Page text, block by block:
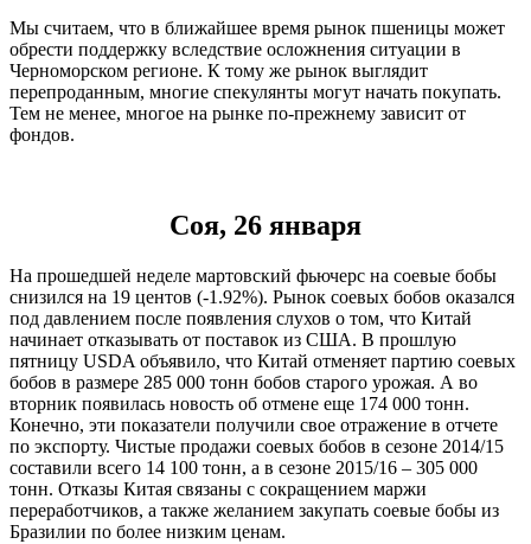
Мы считаем, что в ближайшее время рынок пшеницы может
обрести поддержку вследствие осложнения ситуации в
Черноморском регионе. К тому же рынок выглядит
перепроданным, многие спекулянты могут начать покупать.
Тем не менее, многое на рынке по-прежнему зависит от
фондов.
Соя, 26 января
На прошедшей неделе мартовский фьючерс на соевые бобы
снизился на 19 центов (-1.92%). Рынок соевых бобов оказался
под давлением после появления слухов о том, что Китай
начинает отказывать от поставок из США. В прошлую
пятницу USDA объявило, что Китай отменяет партию соевых
бобов в размере 285 000 тонн бобов старого урожая. А во
вторник появилась новость об отмене еще 174 000 тонн.
Конечно, эти показатели получили свое отражение в отчете
по экспорту. Чистые продажи соевых бобов в сезоне 2014/15
составили всего 14 100 тонн, а в сезоне 2015/16 – 305 000
тонн. Отказы Китая связаны с сокращением маржи
переработчиков, а также желанием закупать соевые бобы из
Бразилии по более низким ценам.